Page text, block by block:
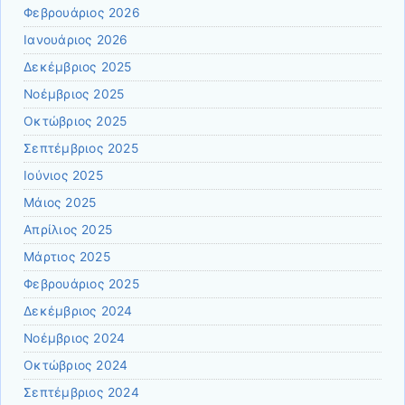
Φεβρουάριος 2026
Ιανουάριος 2026
Δεκέμβριος 2025
Νοέμβριος 2025
Οκτώβριος 2025
Σεπτέμβριος 2025
Ιούνιος 2025
Μάιος 2025
Απρίλιος 2025
Μάρτιος 2025
Φεβρουάριος 2025
Δεκέμβριος 2024
Νοέμβριος 2024
Οκτώβριος 2024
Σεπτέμβριος 2024